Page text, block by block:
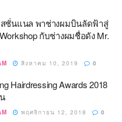
ชั่นแนล พาช่างผมบินลัดฟ้าสู่
กับช่างผมชื่อดัง Mr.
สิงหาคม 10, 2019 0
Hairdressing Awards 2018
พฤศจิกายน 12, 2018 0